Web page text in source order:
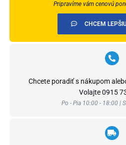
Pripravíme vám cenovú
CHCEM
Chcete poradiť s nákupom
Volajte0915
Po - Pia 10:00 - 18:00 |